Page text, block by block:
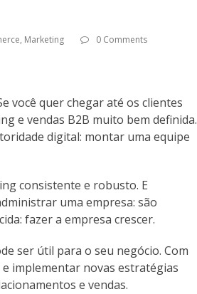
, Marketing 0 Comments
você quer chegar até os clientes
e vendas B2B muito bem definida.
digital: montar uma equipe
consistente e robusto. E
uma empresa: são
fazer a empresa crescer.
ser útil para o seu negócio. Com
implementar novas estratégias
e vendas.